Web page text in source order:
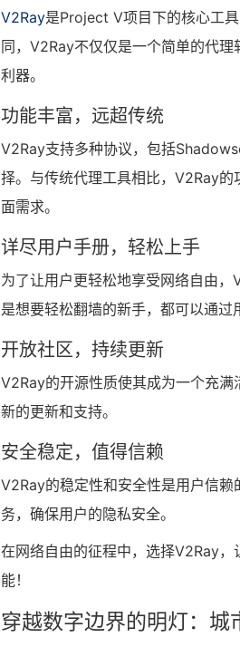
V2Ray是Project V项目下的核心工
同，V2Ray不仅仅是一个简单的代
利器。
功能丰富，远超传统
V2Ray支持多种协议，包括
择。与传统代理工具相比，V2Ray
面需求。
详尽用户手册，轻松上手
为了让用户更轻松地享受网络自由
是想要轻松翻墙的新手，都可以通过
开放社区，持续更新
V2Ray的开源性质使其成为一个充
新的更新和支持。
安全稳定，值得信赖
V2Ray的稳定性和安全性是用户信
务，确保用户的隐私安全。
在网络自由的征程中，选择V2Ray
能！
穿越数字边界的明灯：